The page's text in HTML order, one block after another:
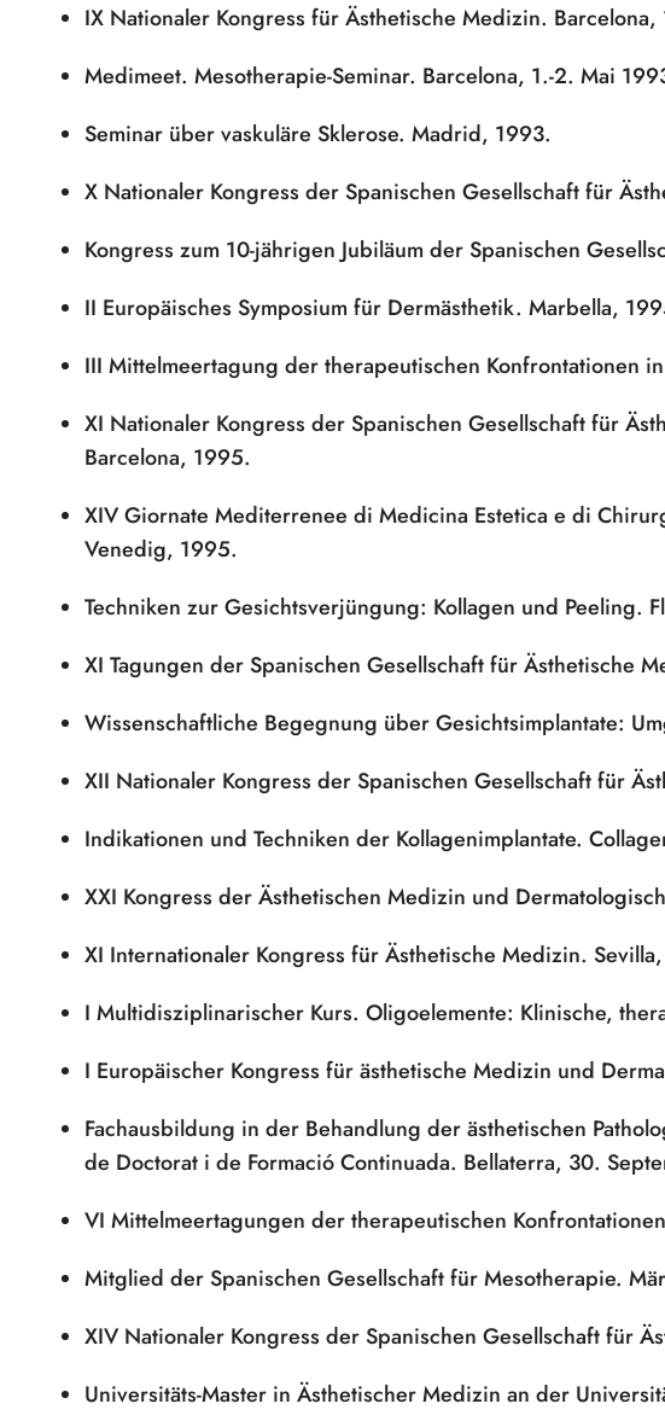
IX Nationaler Kongress für Ästhetische Medizin. Barcelona,
Medimeet. Mesotherapie-Seminar. Barcelona, 1.-2. Mai
Seminar über vaskuläre Sklerose. Madrid, 1993.
X Nationaler Kongress der Spanischen Gesellschaft für
Kongress zum 10-jährigen Jubiläum der Spanischen
II Europäisches Symposium für Dermästhetik. Marbella,
III Mittelmeertagung der therapeutischen Konfrontationen
XI Nationaler Kongress der Spanischen Gesellschaft für
Barcelona, 1995.
XIV Giornate Mediterrenee di Medicina Estetica e di
Venedig, 1995.
Techniken zur Gesichtsverjüngung: Kollagen und Peeling.
XI Tagungen der Spanischen Gesellschaft für Ästhetische
Wissenschaftliche Begegnung über Gesichtsimplantate:
XII Nationaler Kongress der Spanischen Gesellschaft für
Indikationen und Techniken der Kollagenimplantate.
XXI Kongress der Ästhetischen Medizin und
XI Internationaler Kongress für Ästhetische Medizin.
I Multidisziplinarischer Kurs. Oligoelemente: Klinische,
I Europäischer Kongress für ästhetische Medizin und
Fachausbildung in der Behandlung der ästhetischen
de Doctorat i de Formació Continuada. Bellaterra, 30.
VI Mittelmeertagungen der therapeutischen
Mitglied der Spanischen Gesellschaft für Mesotherapie.
XIV Nationaler Kongress der Spanischen Gesellschaft für
Universitäts-Master in Ästhetischer Medizin an der